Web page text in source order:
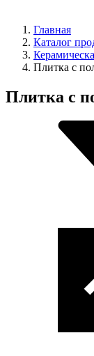
Главная
Каталог
Плитка с
Плитка с